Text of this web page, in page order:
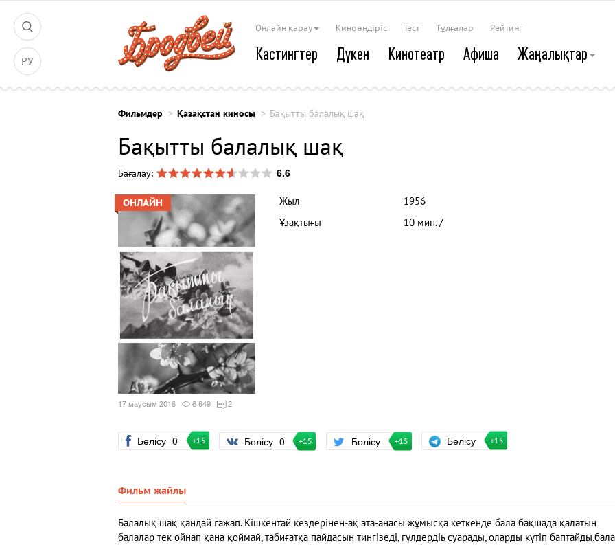
РУ
Онлайн қарау Киноөндіріс Тест Тұлғалар Рейтинг
Кастингтер Дүкен Кинотеатр Афиша Жаңалықтар
Фильмдер Қазақстан киносы Бақытты балалық шақ
Бақытты балалық шақ
Бағалау: 6.6
ОНЛАЙН
17 маусым 2016 6 649 2
Жыл
1956
Ұзақтығы
10 мин. /
Бөлісу 0 +15 Бөлісу 0 +15 Бөлісу +15 Бөлісу +15
Фильм жайлы
Балалық шақ қандай ғажап. Кішкентай кездерінен-ақ ата-анасы жұмысқа кеткенде бала бақшада қалатын
балалар тек ойнап қана қоймай, табиғатқа пайдасын тингізеді, гүлдердіь суарады, оларды күтіп баптайды.бала